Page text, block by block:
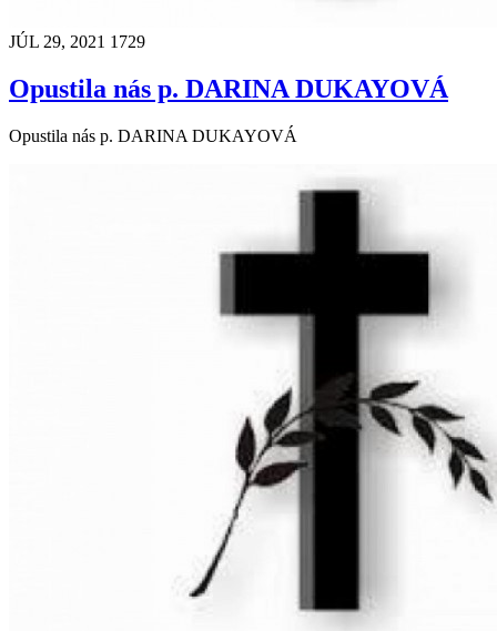
JÚL 29, 2021 1729
Opustila nás p. DARINA DUKAYOVÁ
Opustila nás p. DARINA DUKAYOVÁ